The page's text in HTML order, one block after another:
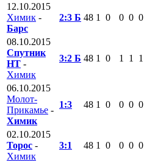
12.10.2015
Химик -
Барс
2:3 Б 48 1 0 0 0 0
08.10.2015
Спутник
НТ -
Химик
3:2 Б 48 1 0 1 1 1
06.10.2015
Молот-
Прикамье -
Химик
1:3 48 1 0 0 0 0
02.10.2015
Торос -
Химик
3:1 48 1 0 0 0 0